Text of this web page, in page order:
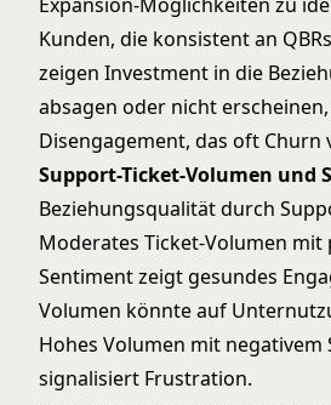
Kunden, die konsistent an
zeigen Investment in die
absagen oder nicht
Disengagement, das oft Churn
Support-Ticket-Volumen und
Beziehungsqualität durch
Moderates Ticket-Volumen mit
Sentiment zeigt gesundes
Volumen könnte auf
Hohes Volumen mit negativem
signalisiert Frustration.